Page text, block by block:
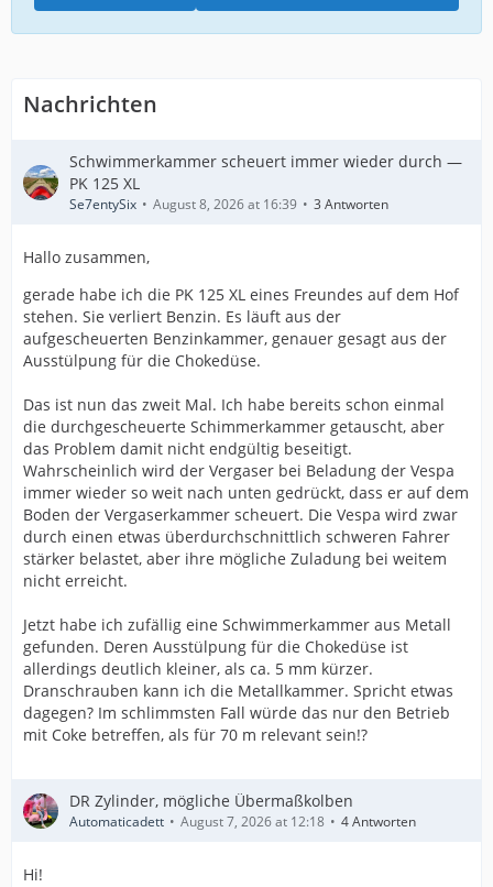
Nachrichten
Schwimmerkammer scheuert immer wieder durch —
PK 125 XL
Se7entySix August 8, 2026 at 16:39 3 Antworten
Hallo zusammen,
gerade habe ich die PK 125 XL eines Freundes auf dem Hof
stehen. Sie verliert Benzin. Es läuft aus der
aufgescheuerten Benzinkammer, genauer gesagt aus der
Ausstülpung für die Chokedüse.
Das ist nun das zweit Mal. Ich habe bereits schon einmal
die durchgescheuerte Schimmerkammer getauscht, aber
das Problem damit nicht endgültig beseitigt.
Wahrscheinlich wird der Vergaser bei Beladung der Vespa
immer wieder so weit nach unten gedrückt, dass er auf dem
Boden der Vergaserkammer scheuert. Die Vespa wird zwar
durch einen etwas überdurchschnittlich schweren Fahrer
stärker belastet, aber ihre mögliche Zuladung bei weitem
nicht erreicht.
Jetzt habe ich zufällig eine Schwimmerkammer aus Metall
gefunden. Deren Ausstülpung für die Chokedüse ist
allerdings deutlich kleiner, als ca. 5 mm kürzer.
Dranschrauben kann ich die Metallkammer. Spricht etwas
dagegen? Im schlimmsten Fall würde das nur den Betrieb
mit Coke betreffen, als für 70 m relevant sein!?
DR Zylinder, mögliche Übermaßkolben
Automaticadett August 7, 2026 at 12:18 4 Antworten
Hi!